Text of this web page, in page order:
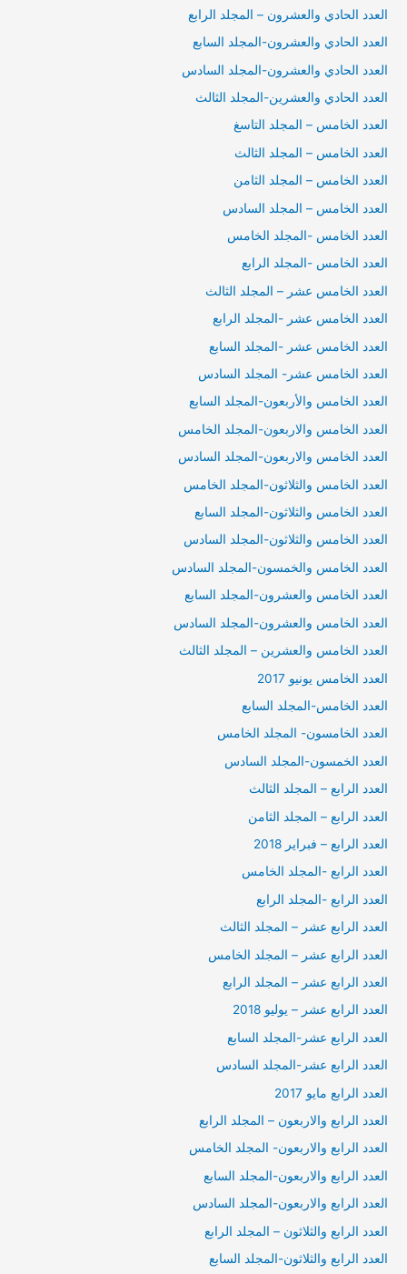
العدد الحادي والعشرون – المجلد الرابع
العدد الحادي والعشرون-المجلد السابع
العدد الحادي والعشرون-المجلد السادس
العدد الحادي والعشرين-المجلد الثالث
العدد الخامس – المجلد التاسغ
العدد الخامس – المجلد الثالث
العدد الخامس – المجلد الثامن
العدد الخامس – المجلد السادس
العدد الخامس -المجلد الخامس
العدد الخامس -المجلد الرابع
العدد الخامس عشر – المجلد الثالث
العدد الخامس عشر -المجلد الرابع
العدد الخامس عشر -المجلد السابع
العدد الخامس عشر- المجلد السادس
العدد الخامس والأربعون-المجلد السابع
العدد الخامس والاربعون-المجلد الخامس
العدد الخامس والاربعون-المجلد السادس
العدد الخامس والثلاثون-المجلد الخامس
العدد الخامس والثلاثون-المجلد السابع
العدد الخامس والثلاثون-المجلد السادس
العدد الخامس والخمسون-المجلد السادس
العدد الخامس والعشرون-المجلد السابع
العدد الخامس والعشرون-المجلد السادس
العدد الخامس والعشرين – المجلد الثالث
العدد الخامس يونيو 2017
العدد الخامس-المجلد السابع
العدد الخامسون- المجلد الخامس
العدد الخمسون-المجلد السادس
العدد الرابع – المجلد الثالث
العدد الرابع – المجلد الثامن
العدد الرابع – فبراير 2018
العدد الرابع -المجلد الخامس
العدد الرابع -المجلد الرابع
العدد الرابع عشر – المجلد الثالث
العدد الرابع عشر – المجلد الخامس
العدد الرابع عشر – المجلد الرابع
العدد الرابع عشر – يوليو 2018
العدد الرابع عشر-المجلد السابع
العدد الرابع عشر-المجلد السادس
العدد الرابع مايو 2017
العدد الرابع والاربعون – المجلد الرابع
العدد الرابع والاربعون- المجلد الخامس
العدد الرابع والاربعون-المجلد السابع
العدد الرابع والاربعون-المجلد السادس
العدد الرابع والثلاثون – المجلد الرابع
العدد الرابع والثلاثون-المجلد السابع